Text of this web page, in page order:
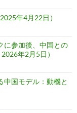
年4月22日）
に参加後、中国との
年2月5日）
中国モデル：動機と